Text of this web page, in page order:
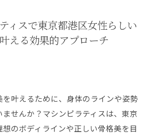
ィスで東京都港区女性らしい
える効果的アプローチ
を叶えるために、身体のラインや姿勢
ませんか？マシンピラティスは、東京
のボディラインや正しい骨格美を目